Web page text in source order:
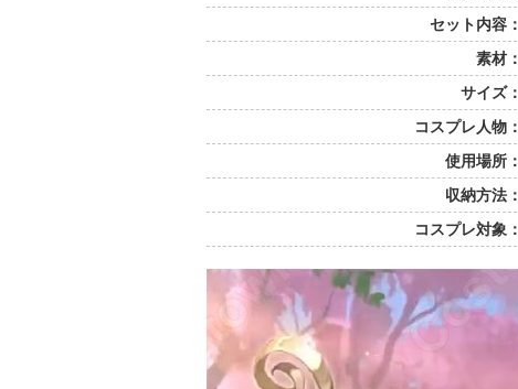
セット内容：
素材：
サイズ：
コスプレ人物：
使用場所：
収納方法：
コスプレ対象：